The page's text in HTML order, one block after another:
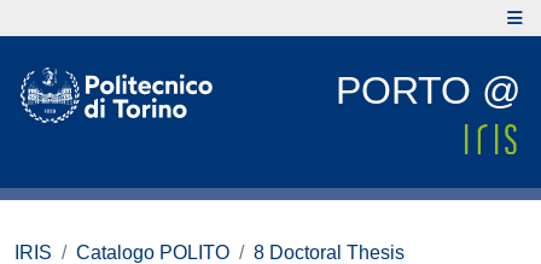
PORTO @
IRIS Catalogo POLITO
8 Doctoral Thesis